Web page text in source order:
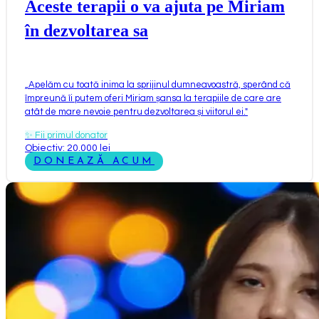
Aceste terapii o va ajuta pe Miriam
în dezvoltarea sa
Apelăm cu toată inima la sprijinul dumneavoastră, sperând că
împreună îi putem oferi Miriam șansa la terapiile de care are
atât de mare nevoie pentru dezvoltarea și viitorul ei. "
✨ Fii primul donator
Obiectiv: 20.000 lei
DONEAZĂ ACUM